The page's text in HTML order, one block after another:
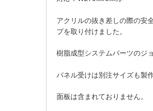
アクリルの抜き差しの際の安
プを取り付けました。
樹脂成型システムパーツのジ
パネル受けは別注サイズも製
面板は含まれておりません。